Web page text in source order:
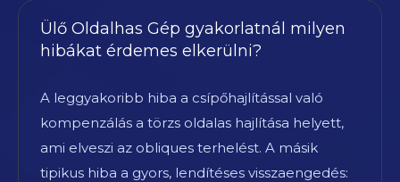
Ülő Oldalhas Gép gyakorlatnál milyen
hibákat érdemes elkerülni?
A leggyakoribb hiba a csípőhajlítással való
kompenzálás a törzs oldalas hajlítása helyett,
ami elveszi az obliques terhelést. A másik
tipikus hiba a gyors, lendítéses visszaengedés: